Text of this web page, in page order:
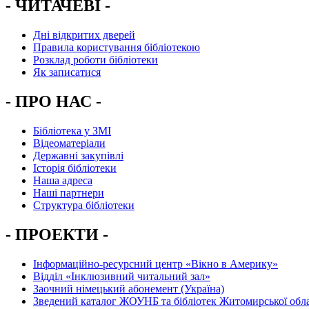
- ЧИТАЧЕВІ -
Дні відкритих дверей
Правила користування бібліотекою
Розклад роботи бібліотеки
Як записатися
- ПРО НАС -
Бібліотека у ЗМІ
Відеоматеріали
Державні закупівлі
Історія бібліотеки
Наша адреса
Наші партнери
Структура бібліотеки
- ПРОЕКТИ -
Інформаційно-ресурсний центр «Вікно в Америку»
Вiддiл «Інклюзивний читальний зал»
Заочний німецький абонемент (Україна)
Зведений каталог ЖОУНБ та бібліотек Житомирської